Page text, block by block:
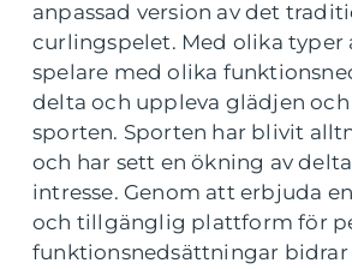
anpassad version av det
curlingspelet. Med olika typer
spelare med olika
delta och uppleva glädjen
sporten. Sporten har blivit
och har sett en ökning av
intresse. Genom att erbjuda
och tillgänglig plattform för
funktionsnedsättningar bidrar